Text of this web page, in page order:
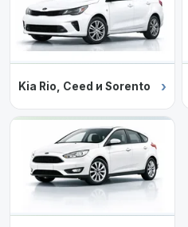
Kia Rio, Ceed и Sorento ›